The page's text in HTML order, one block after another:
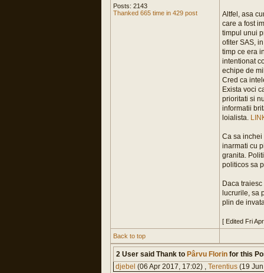
Posts: 2143
Thanked 665 time in 429 post
Altfel, asa
care a fost
timpul unui
ofiter SAS,
timp ce era
intentionat
echipe de
Cred ca
Exista voci
prioritati si
informatii
loialista.
Ca sa inchei
inarmati cu
granita.
politicos sa
Daca
lucrurile, sa
plin de
[ Edited Fri
Back to top
2 User said Thank to Pârvu Florin for this
djebel (06 Apr 2017, 17:02) , Terentius (19